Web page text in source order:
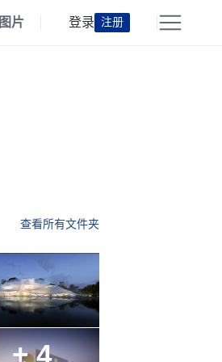
图片 登录 注册
查看所有文件夹
+ 4